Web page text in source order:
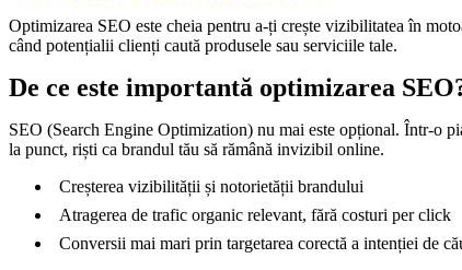
Optimizarea SEO este cheia pentru a-ți crește vizibilitatea în
când potențialii clienți caută produsele sau serviciile tale.
De ce este importantă optimizarea
SEO (Search Engine Optimization) nu mai este opțional. Într-o
la punct, riști ca brandul tău să rămână invizibil online.
Creșterea vizibilității și notorietății brandului
Atragerea de trafic organic relevant, fără costuri per click
Conversii mai mari prin targetarea corectă a intenției de